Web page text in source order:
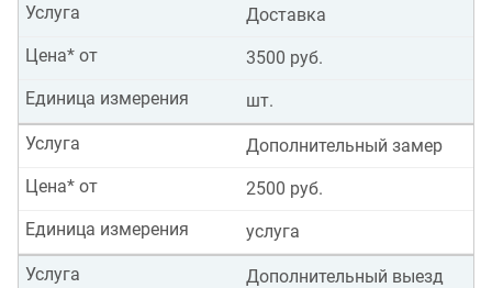
Доставка
Услуга
3500 руб.
Цена* от
шт.
Единица измерения
Дополнительный замер
Услуга
2500 руб.
Цена* от
услуга
Единица измерения
Дополнительный выезд
Услуга